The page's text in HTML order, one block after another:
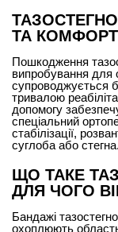
ТА
Пошкодження
випробування для
супроводжується
тривалою
допомогу
спеціальний
стабілізації,
суглоба або стегна.
ЩО ТАКЕ
ДЛЯ ЧОГО
Бандажі
охоплюють